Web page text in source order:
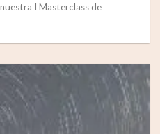
I Masterclass de